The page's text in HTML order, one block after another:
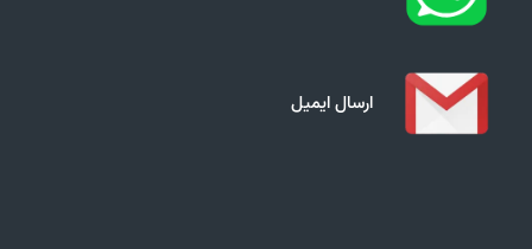
ارسال ایمیل